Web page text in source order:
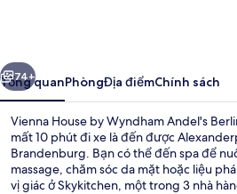
Andel's
Berlin
Tiếp
74+
Tổng quanPhòngĐịa điểmChính sách
Vienna House by Wyndham Andel's
mất 10 phút đi xe là đến được
Brandenburg. Bạn có thể đến spa để
massage, chăm sóc da mặt hoặc liệu
vị giác ở Skykitchen, một trong 3 nhà